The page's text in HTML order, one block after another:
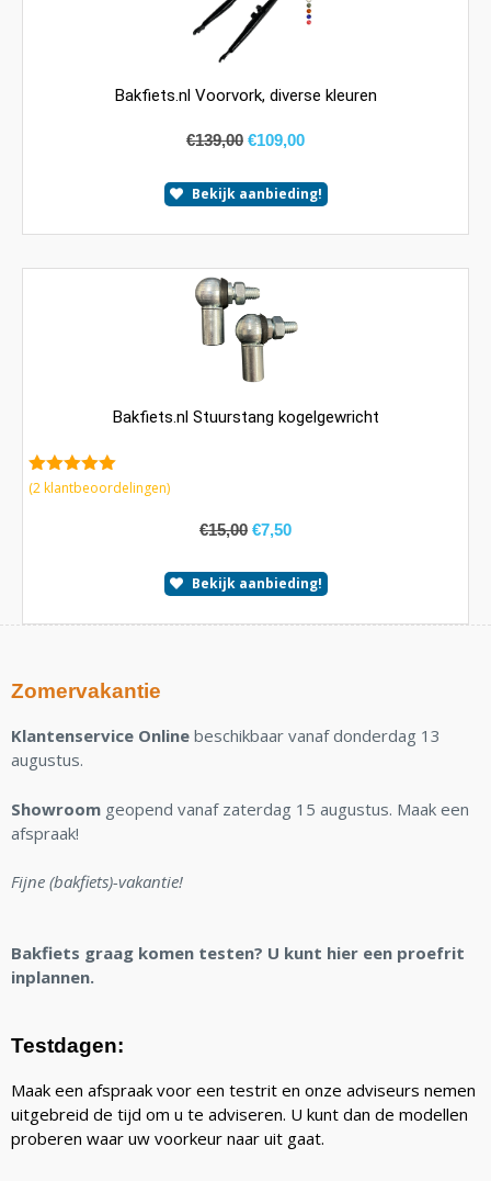
Bakfiets.nl Voorvork, diverse kleuren
€139,00 €109,00
Bekijk aanbieding!
Bakfiets.nl Stuurstang kogelgewricht
5.00van 5
(2klantbeoordelingen)
€15,00 €7,50
Bekijk aanbieding!
Zomervakantie
Klantenservice Online beschikbaar vanaf donderdag 13
augustus.
Showroom geopend vanaf zaterdag 15 augustus. Maak een
afspraak!
Fijne (bakfiets)-vakantie!
Bakfiets graag komen testen? U kunt hier een proefrit
inplannen.
Testdagen:
Maak een afspraak voor een testrit en onze adviseurs nemen
uitgebreid de tijd om u te adviseren. U kunt dan de modellen
proberen waar uw voorkeur naar uit gaat.